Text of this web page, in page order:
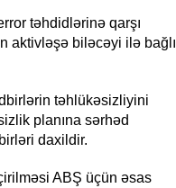
təhdidlərinə qarşı
aktivləşə biləcəyi ilə bağlı
təhlükəsizliyini
planına sərhəd
daxildir.
ABŞ üçün əsas